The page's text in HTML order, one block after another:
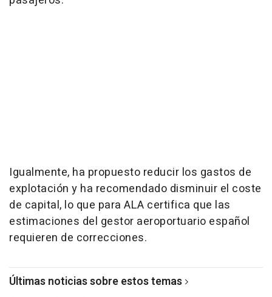
Igualmente, ha propuesto reducir los gastos de
explotación y ha recomendado disminuir el coste
de capital, lo que para ALA certifica que las
estimaciones del gestor aeroportuario español
requieren de correcciones.
Últimas noticias sobre estos temas